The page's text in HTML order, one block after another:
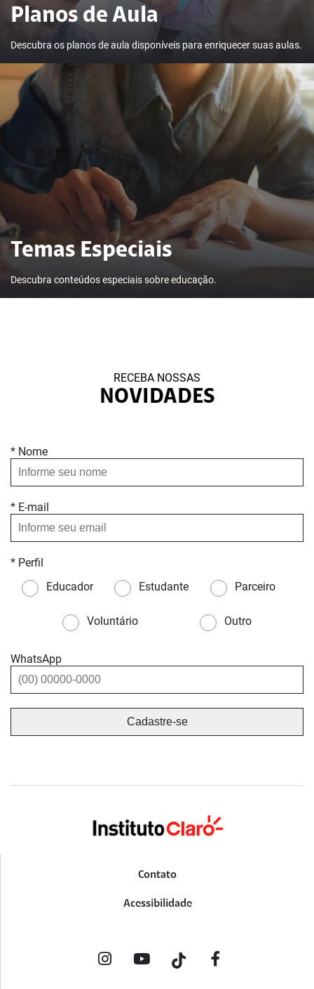
Planos de Aula
Descubra os planos de aula disponíveis para enriquecer suas aulas.
Temas Especiais
Descubra conteúdos especiais sobre educação.
RECEBA NOSSAS
NOVIDADES
* Nome
* E-mail
* Perfil
Educador
Estudante Parceiro
Voluntário Outro
WhatsApp
Contato
Acessibilidade